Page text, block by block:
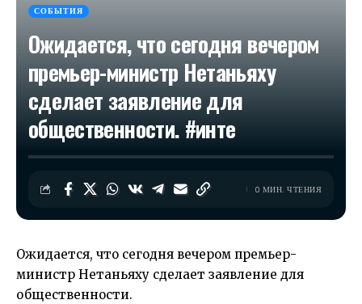
СОБЫТИЯ
Ожидается, что сегодня вечером
премьер-министр Нетаньяху
сделает заявление для
общественности. #инте
0 МИН. ЧТЕНИЯ
Ожидается, что сегодня вечером премьер-
министр Нетаньяху сделает заявление для
общественности.